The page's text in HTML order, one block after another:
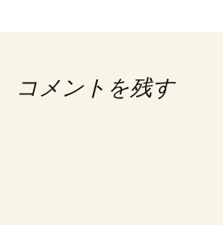
コメントを残す